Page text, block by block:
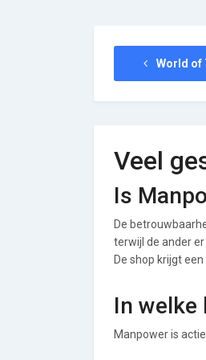
World of
Veel
Is
De
terwijl de ander
De shop krijgt
In welke
Manpower is